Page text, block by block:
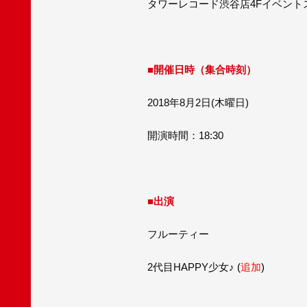
タワーレコード渋谷店4Fイベント
■開催日時（集合時刻）
2018年8月2日(木曜日)
開演時間：18:30
■出演
フルーティー
2代目HAPPY少女♪ (追加)